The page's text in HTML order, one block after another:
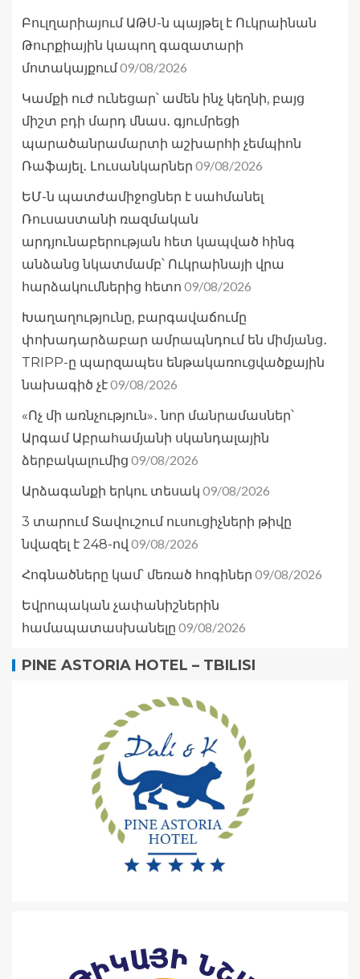
Բուլղարիայում ԱԹՍ-ն պայթել է Ուկրաինան
Թուրքիային կապող գազատարի
մոտակայքում09/08/2026
Կամքի ուժ ունեցար՝ ամեն ինչ կեղնի, բայց
միշտ բդի մարդ մնաս․ գյումրեցի
պարածանրամարտի աշխարհի չեմպիոն
Ռաֆայել․ Լուսանկարներ 09/08/2026
ԵՄ-ն պատժամիջոցներ է սահմանել
Ռուսաստանի ռազմական
արդյունաբերության հետ կապված հինգ
անձանց նկատմամբ՝ Ուկրաինայի վրա
հարձակումներից հետո 09/08/2026
Խաղաղությունը, բարգավաճումը
փոխադարձաբար ամրապնդում են միմյանց․
TRIPP-ը պարզապես ենթակառուցվածքային
նախագիծ չէ09/08/2026
«Ոչ մի առնչություն»․ նոր մանրամասներ՝
Արգամ Աբրահամյանի սկանդալային
ձերբակալումից 09/08/2026
Արձագանքի երկու տեսակ 09/08/2026
3 տարում Տավուշում ուսուցիչների թիվը
նվազել է 248-ով 09/08/2026
Հոգնածները կամ՝ մեռած հոգիներ 09/08/2026
Եվրոպական չափանիշներին
համապատասխանելը 09/08/2026
PINE ASTORIA HOTEL – TBILISI